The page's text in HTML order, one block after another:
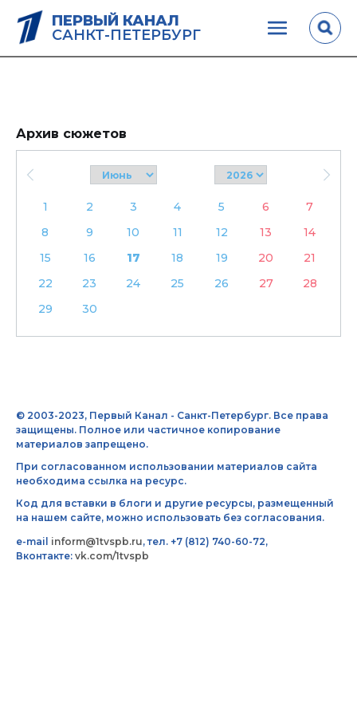
ПЕРВЫЙ КАНАЛ
САНКТ-ПЕТЕРБУРГ
Архив сюжетов
1 2 3 4 5 6
7
8
9 10 11 12 13
14
15
16 17 18 19 20
21
22
23 24 25 26 27
28
29
30
© 2003-2023, Первый Канал - Санкт-Петербург. Все права
защищены. Полное или частичное копирование
материалов запрещено.
При согласованном использовании материалов сайта
необходима ссылка на ресурс.
Код для вставки в блоги и другие ресурсы, размещенный
на нашем сайте, можно использовать без согласования.
e-mail inform@1tvspb.ru, тел. +7 (812) 740-60-72,
Вконтакте: vk.com/1tvspb